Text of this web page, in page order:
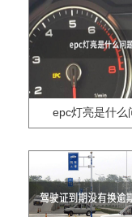
epc灯亮是什么